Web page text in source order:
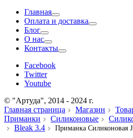
Главная
Оплата и доставка
Блог
О нас
Контакты
Facebook
Twitter
Youtube
© "Артуда", 2014 - 2024 г.
Главная страница
Магазин
Приманки
Силиконовые
Bleak 3.4
Приманка Силиконовая